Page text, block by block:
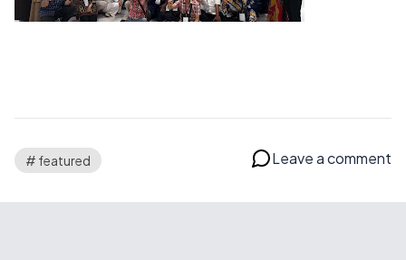
# featured Leave a comment